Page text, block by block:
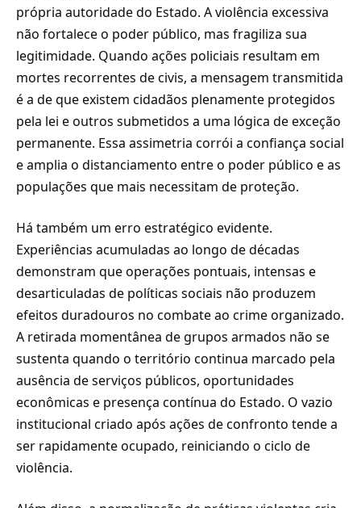
própria autoridade do Estado. A violência excessiva
não fortalece o poder público, mas fragiliza sua
legitimidade. Quando ações policiais resultam em
mortes recorrentes de civis, a mensagem transmitida
é a de que existem cidadãos plenamente protegidos
pela lei e outros submetidos a uma lógica de exceção
permanente. Essa assimetria corrói a confiança social
e amplia o distanciamento entre o poder público e as
populações que mais necessitam de proteção.
Há também um erro estratégico evidente.
Experiências acumuladas ao longo de décadas
demonstram que operações pontuais, intensas e
desarticuladas de políticas sociais não produzem
efeitos duradouros no combate ao crime organizado.
A retirada momentânea de grupos armados não se
sustenta quando o território continua marcado pela
ausência de serviços públicos, oportunidades
econômicas e presença contínua do Estado. O vazio
institucional criado após ações de confronto tende a
ser rapidamente ocupado, reiniciando o ciclo de
violência.